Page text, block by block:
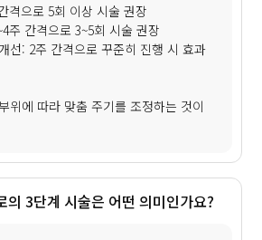
격으로 5회 이상 시술 권장
주 간격으로 3~5회 시술 권장
선: 2주 간격으로 꾸준히 진행 시 효과
위에 따라 맞춤 주기를 조정하는 것이
의 3단계 시술은 어떤 의미인가요?